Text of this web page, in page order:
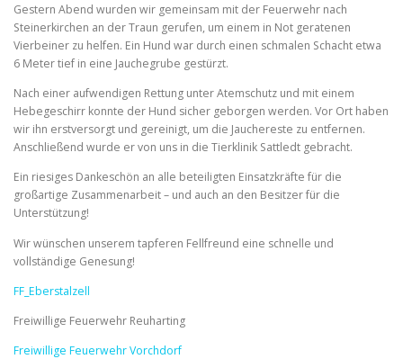
Gestern Abend wurden wir gemeinsam mit der Feuerwehr nach
Steinerkirchen an der Traun gerufen, um einem in Not geratenen
Vierbeiner zu helfen. Ein Hund war durch einen schmalen Schacht etwa
6 Meter tief in eine Jauchegrube gestürzt.
Nach einer aufwendigen Rettung unter Atemschutz und mit einem
Hebegeschirr konnte der Hund sicher geborgen werden. Vor Ort haben
wir ihn erstversorgt und gereinigt, um die Jauchereste zu entfernen.
Anschließend wurde er von uns in die Tierklinik Sattledt gebracht.
Ein riesiges Dankeschön an alle beteiligten Einsatzkräfte für die
großartige Zusammenarbeit – und auch an den Besitzer für die
Unterstützung!
Wir wünschen unserem tapferen Fellfreund eine schnelle und
vollständige Genesung!
FF_Eberstalzell
Freiwillige Feuerwehr Reuharting
Freiwillige Feuerwehr Vorchdorf